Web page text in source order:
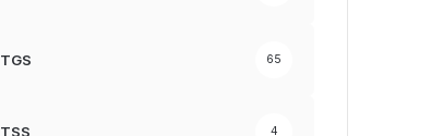
TGS 65
TSS 4